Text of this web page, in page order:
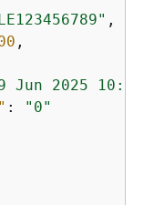
,
,
Jun 2025
:
"0"